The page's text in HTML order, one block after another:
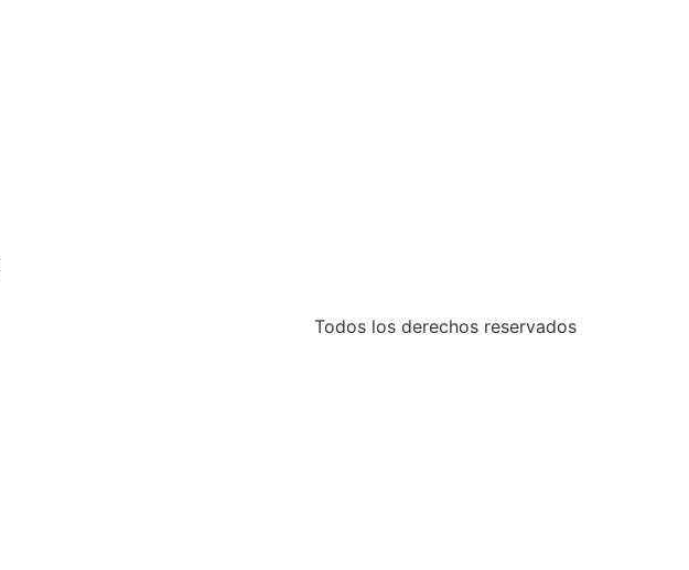
Todos los derechos reservados